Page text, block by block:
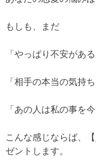
もしも、まだ
「やっぱり不安がある
「相手の本当の気持
「あの人は私の事を
こんな感じならば、【
ゼントします。